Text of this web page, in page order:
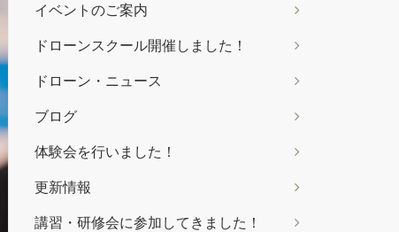
イベントのご案内
ドローンスクール開催しました！
ドローン・ニュース
ブログ
体験会を行いました！
更新情報
講習・研修会に参加してきました！